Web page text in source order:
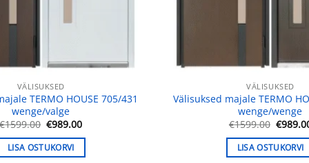
VÄLISUKSED
TERMO HOUSE 705/431
wenge/valge
€1599.00 Algne
oli:
€1599.00.
€989.00Praegune
on:
LISA OSTUKORVI
VÄLISUKSED
Välisuksed majale TERMO
wenge/wenge
€1599.00 Algne
oli:
€
LISA OSTUKORVI